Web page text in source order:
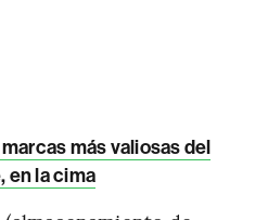
más valiosas del
en la cima